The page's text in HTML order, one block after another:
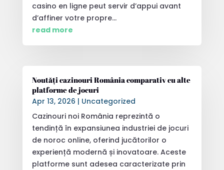
casino en ligne peut servir d’appui avant
d’affiner votre propre...
read more
Noutăți cazinouri România comparativ cu alte
platforme de jocuri
Apr 13, 2026 | Uncategorized
Cazinouri noi România reprezintă o
tendință în expansiunea industriei de jocuri
de noroc online, oferind jucătorilor o
experiență modernă și inovatoare. Aceste
platforme sunt adesea caracterizate prin